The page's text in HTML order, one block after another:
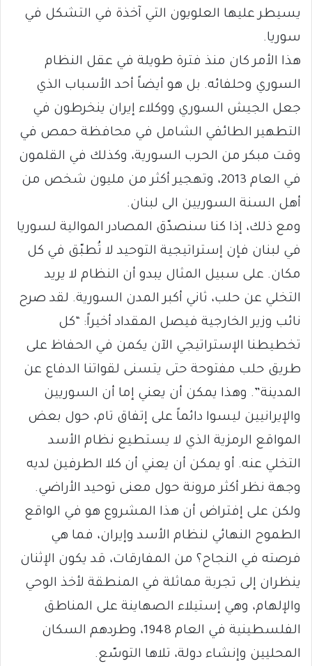
يسيطر عليها العلويون التي آخذة في التشكل في
سوريا.
هذا الأمر كان منذ فترة طويلة في عقل النظام
السوري وحلفائه. بل هو أيضاً أحد الأسباب الذي
جعل الجيش السوري ووكلاء إيران ينخرطون في
التطهير الطائفي الشامل في محافظة حمص في
وقت مبكر من الحرب السورية، وكذلك في القلمون
في العام 2013، وتهجير أكثر من مليون شخص من
أهل السنة السوريين الى لبنان.
ومع ذلك، إذا كنا سنصدّق المصادر الموالية لسوريا
في لبنان فإن إستراتيجية التوحيد لا تُطبّق في كل
مكان. على سبيل المثال يبدو أن النظام لا يريد
التخلي عن حلب، ثاني أكبر المدن السورية. لقد صرح
نائب وزير الخارجية فيصل المقداد أخيراً: “كل
تخطيطنا الإستراتيجي الآن يكمن في الحفاظ على
طريق حلب مفتوحة حتى يتسنى لقواتنا الدفاع عن
المدينة”. وهذا يمكن أن يعني إما أن السوريين
والإيرانيين ليسوا دائماً على إتفاق تام، حول بعض
المواقع الرمزية الذي لا يستطيع نظام الأسد
التخلي عنه. أو يمكن أن يعني أن كلا الطرفين لديه
وجهة نظر أكثر مرونة حول معنى توحيد الأراضي.
ولكن على إفتراض أن هذا المشروع هو في الواقع
الطموح النهائي لنظام الأسد وإيران، فما هي
فرصته في النجاح؟ من المفارقات، قد يكون الإثنان
ينظران إلى تجربة مماثلة في المنطقة لأخذ الوحي
والإلهام، وهي إستيلاء الصهاينة على المناطق
الفلسطينية في العام 1948، وطردهم السكان
المحليين وإنشاء دولة، تلاها التوسّع.